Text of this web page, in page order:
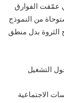
عمّقت الفوارق
من النموذج
الثروة بدل منطق
التشغيل
الاجتماعية